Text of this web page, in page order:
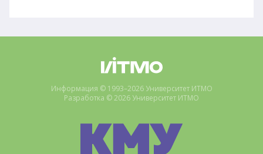
Информация © 1993–2026 Университет ИТМО
Разработка © 2026 Университет ИТМО